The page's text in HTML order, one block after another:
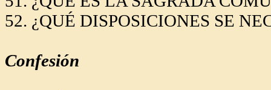
52. ¿QUÉ DISPOSICIONES SE
Confesión